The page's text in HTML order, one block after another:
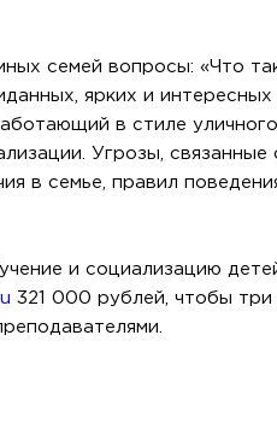
семей вопросы: «Что
ярких и интересных
в стиле
Угрозы,
в семье, правил
и социализацию
321 000 рублей, чтобы три